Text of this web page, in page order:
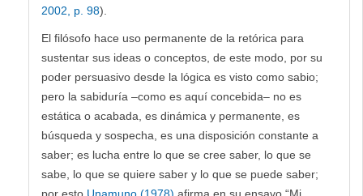
2002, p. 98).
El filósofo hace uso permanente de la retórica para
sustentar sus ideas o conceptos, de este modo, por su
poder persuasivo desde la lógica es visto como sabio;
pero la sabiduría –como es aquí concebida– no es
estática o acabada, es dinámica y permanente, es
búsqueda y sospecha, es una disposición constante a
saber; es lucha entre lo que se cree saber, lo que se
sabe, lo que se quiere saber y lo que se puede saber;